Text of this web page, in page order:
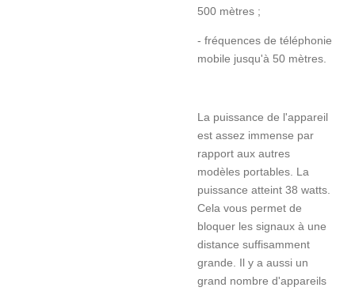
500 mètres ;
- fréquences de téléphonie
mobile jusqu'à 50 mètres.
La puissance de l'appareil
est assez immense par
rapport aux autres
modèles portables. La
puissance atteint 38 watts.
Cela vous permet de
bloquer les signaux à une
distance suffisamment
grande. Il y a aussi un
grand nombre d'appareils